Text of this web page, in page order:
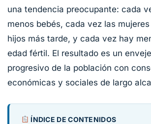
una tendencia preocupante: cada
menos bebés, cada vez las
hijos más tarde, y cada vez hay
edad fértil. El resultado es un
progresivo de la población con
económicas y sociales de largo
ÍNDICE DE CONTENIDOS